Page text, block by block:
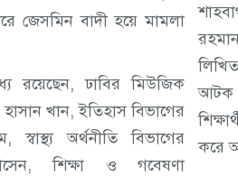
জেসমিন বাদী হয়ে মামলা
রয়েছেন, ঢাবির মিউজিক
হাসান খান, ইতিহাস বিভাগের
অর্থনীতি বিভাগের
শিক্ষা ও গবেষণা
আটক
করে